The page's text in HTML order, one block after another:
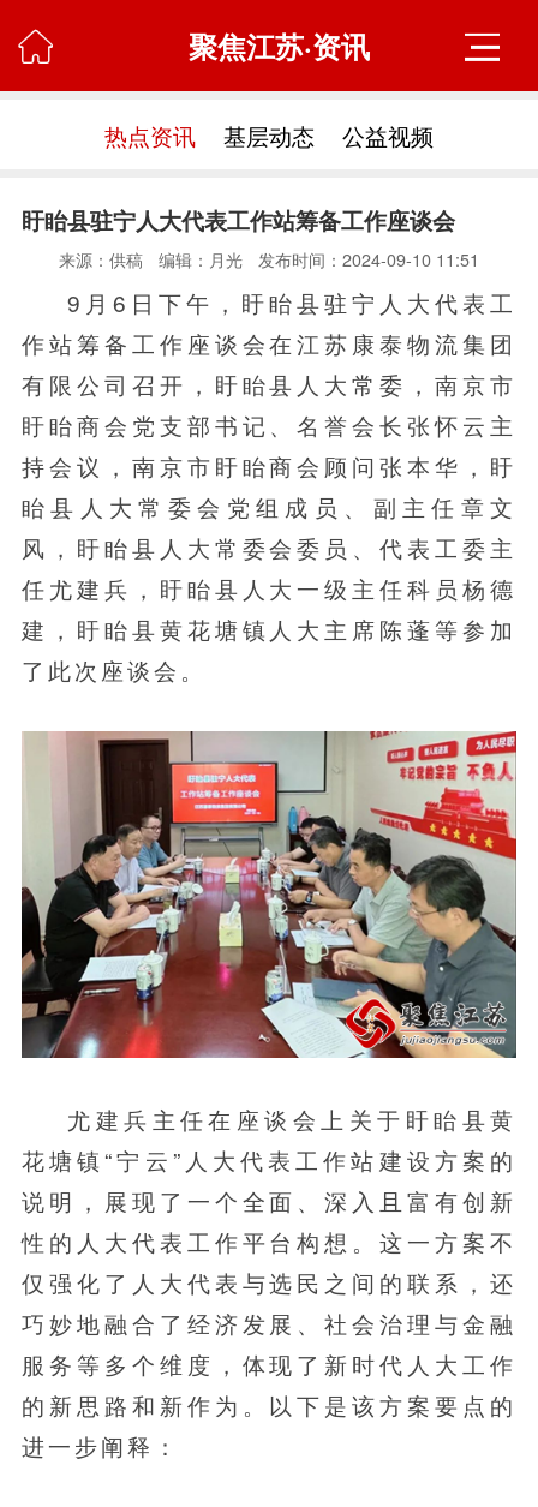
 聚焦江苏·资讯
热点资讯 基层动态 公益视频
盱眙县驻宁人大代表工作站筹备工作座谈会
来源：供稿 编辑：月光 发布时间：2024-09-10 11:51
9月6日下午，盱眙县驻宁人大代表工
作站筹备工作座谈会在江苏康泰物流集团
有限公司召开，盱眙县人大常委，南京市
盱眙商会党支部书记、名誉会长张怀云主
持会议，南京市盱眙商会顾问张本华，盱
眙县人大常委会党组成员、副主任章文
风，盱眙县人大常委会委员、代表工委主
任尤建兵，盱眙县人大一级主任科员杨德
建，盱眙县黄花塘镇人大主席陈蓬等参加
了此次座谈会。
尤建兵主任在座谈会上关于盱眙县黄
花塘镇“宁云”人大代表工作站建设方案的
说明，展现了一个全面、深入且富有创新
性的人大代表工作平台构想。这一方案不
仅强化了人大代表与选民之间的联系，还
巧妙地融合了经济发展、社会治理与金融
服务等多个维度，体现了新时代人大工作
的新思路和新作为。以下是该方案要点的
进一步阐释：